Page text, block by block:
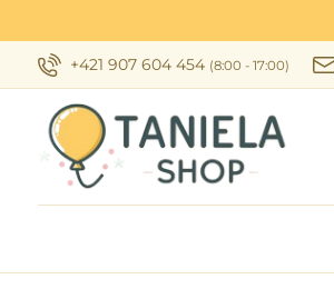
+421 907 604 454 (8:00 - 17:00)